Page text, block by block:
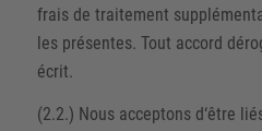
frais de traitement
les présentes. Tout accord
écrit.
(2.2.) Nous acceptons d‘être